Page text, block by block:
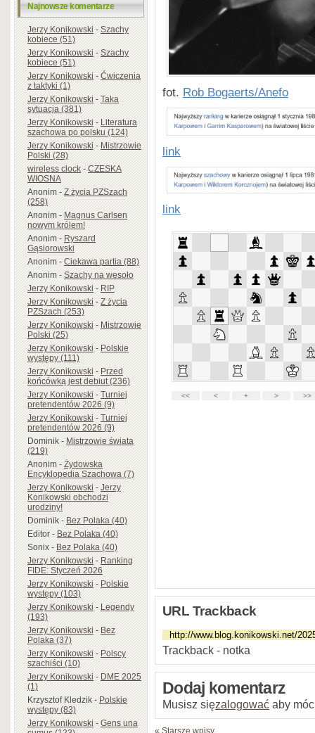
Najnowsze komentarze
Jerzy Konikowski-Szachy
kobiece (51)
Jerzy Konikowski-Szachy
kobiece (51)
Jerzy Konikowski-Ćwiczenia
z taktyki (1)
Jerzy Konikowski-Taka
sytuacja (381)
Jerzy Konikowski-Literatura
szachowa po polsku (124)
Jerzy Konikowski-Mistrzowie
Polski (28)
wireless clock-CZESKA
WIOSNA
Anonim-Z życia PZSzach
(258)
Anonim-Magnus Carlsen
nowym królem!
Anonim-Ryszard
Gąsiorowski
Anonim-Ciekawa partia (88)
Anonim-Szachy na wesoło
Jerzy Konikowski-RIP
Jerzy Konikowski-Z życia
PZSzach (253)
Jerzy Konikowski-Mistrzowie
Polski (25)
Jerzy Konikowski-Polskie
występy (111)
Jerzy Konikowski-Przed
końcówką jest debiut (236)
Jerzy Konikowski-Turniej
pretendentów 2026 (9)
Jerzy Konikowski-Turniej
pretendentów 2026 (9)
Dominik-Mistrzowie świata
(219)
Anonim-Żydowska
Encyklopedia Szachowa (7)
Jerzy Konikowski-Jerzy
Konikowski obchodzi
urodziny!
Dominik-Bez Polaka (40)
Editor-Bez Polaka (40)
Sonix-Bez Polaka (40)
Jerzy Konikowski-Ranking
FIDE: Styczeń 2026
Jerzy Konikowski-Polskie
występy (103)
Jerzy Konikowski-Legendy
(193)
Jerzy Konikowski-Bez
Polaka (37)
Jerzy Konikowski-Polscy
szachiści (10)
Jerzy Konikowski-DME 2025
(1)
Krzysztof Kledzik-Polskie
występy (83)
Jerzy Konikowski-Gens una
fot. Rob Bogaerts/Anefo
link
link
URL Trackback
Trackback - notka
Dodaj komentarz
Musisz sięzalogować aby
« Starsze wpisy